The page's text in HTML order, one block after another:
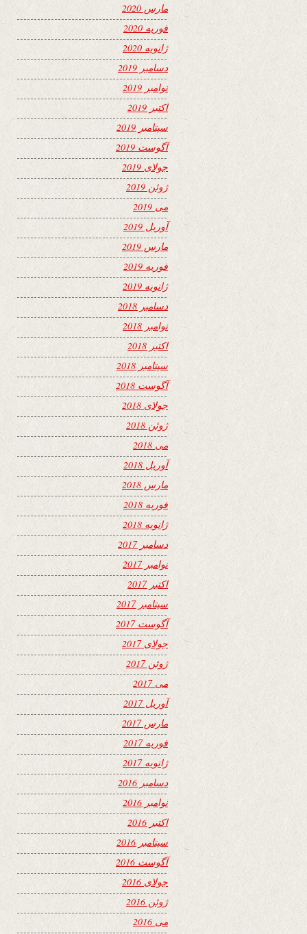
مارس 2020
فوریه 2020
ژانویه 2020
دسامبر 2019
نوامبر 2019
اکتبر 2019
سپتامبر 2019
آگوست 2019
جولای 2019
ژوئن 2019
می 2019
آوریل 2019
مارس 2019
فوریه 2019
ژانویه 2019
دسامبر 2018
نوامبر 2018
اکتبر 2018
سپتامبر 2018
آگوست 2018
جولای 2018
ژوئن 2018
می 2018
آوریل 2018
مارس 2018
فوریه 2018
ژانویه 2018
دسامبر 2017
نوامبر 2017
اکتبر 2017
سپتامبر 2017
آگوست 2017
جولای 2017
ژوئن 2017
می 2017
آوریل 2017
مارس 2017
فوریه 2017
ژانویه 2017
دسامبر 2016
نوامبر 2016
اکتبر 2016
سپتامبر 2016
آگوست 2016
جولای 2016
ژوئن 2016
می 2016